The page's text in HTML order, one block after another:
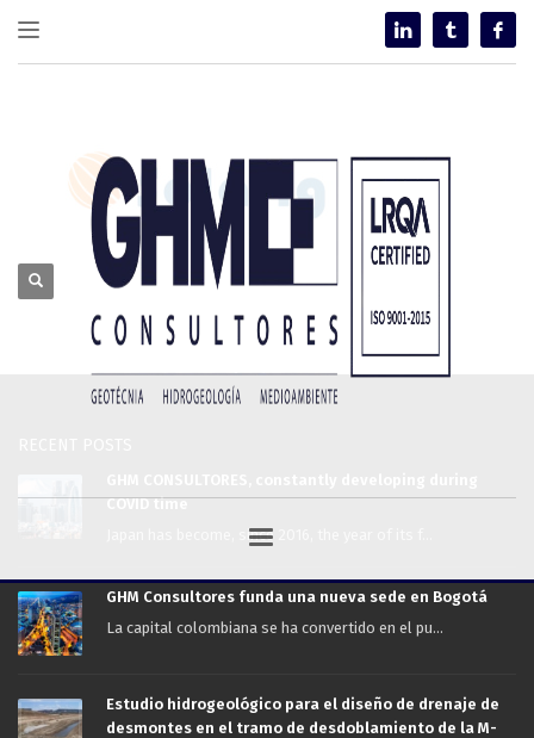
COVID time
Japan has become, since 2016, the year of its f...
GHM Consultores funda una nueva sede en Bogotá
La capital colombiana se ha convertido en el pu...
Estudio hidrogeológico para el diseño de drenaje de
desmontes en el tramo de desdoblamiento de la M-